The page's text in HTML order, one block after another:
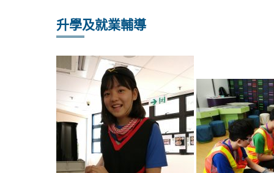
升學及就業輔導